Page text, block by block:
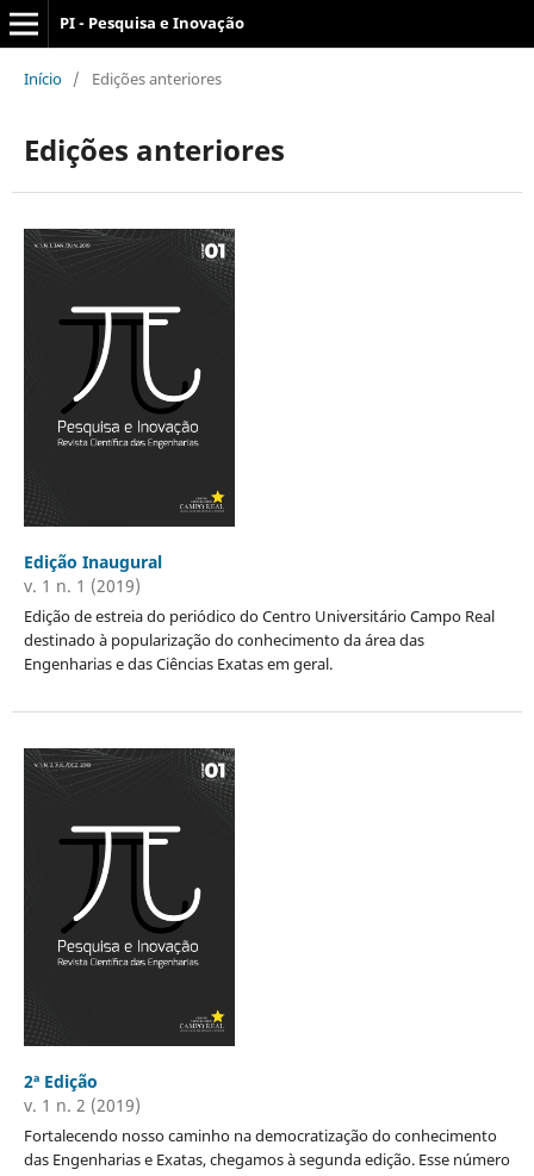
PI - Pesquisa e Inovação
Início / Edições anteriores
Edições anteriores
Edição Inaugural
v. 1 n. 1 (2019)
Edição de estreia do periódico do Centro Universitário Campo Real
destinado à popularização do conhecimento da área das
Engenharias e das Ciências Exatas em geral.
2ª Edição
v. 1 n. 2 (2019)
Fortalecendo nosso caminho na democratização do conhecimento
das Engenharias e Exatas, chegamos à segunda edição. Esse número